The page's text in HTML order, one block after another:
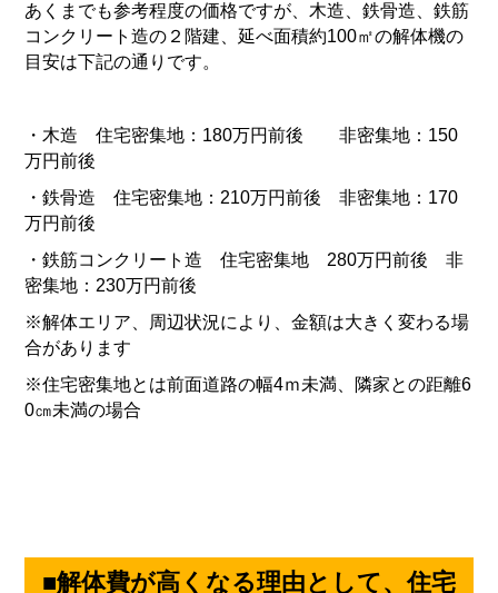
あくまでも参考程度の価格ですが、木造、鉄骨造、鉄筋
コンクリート造の２階建、延べ面積約100㎡の解体機の
目安は下記の通りです。
・木造 住宅密集地： 180万円前後 非密集地： 150
万円前後
・鉄骨造 住宅密集地：210万円前後 非密集地： 170
万円前後
・鉄筋コンクリート造 住宅密集地280万円前後 非
密集地：230万円前後
※解体エリア、周辺状況により、金額は大きく変わる場
合があります
※住宅密集地とは前面道路の幅4ｍ未満、隣家との距離6
0㎝未満の場合
■解体費が高くなる理由として、住宅